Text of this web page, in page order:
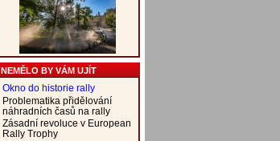
NEMĚLO BY VÁM UJÍT
Okno do historie rally
Problematika přidělování
náhradních časů na rally
Zásadní revoluce v European
Rally Trophy